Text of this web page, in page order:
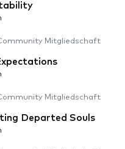
Mitgliedschaft
Mitgliedschaft
Departed Souls